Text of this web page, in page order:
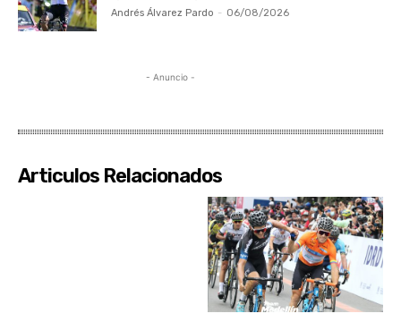
Andrés Álvarez Pardo - 06/08/2026
- Anuncio -
Articulos Relacionados